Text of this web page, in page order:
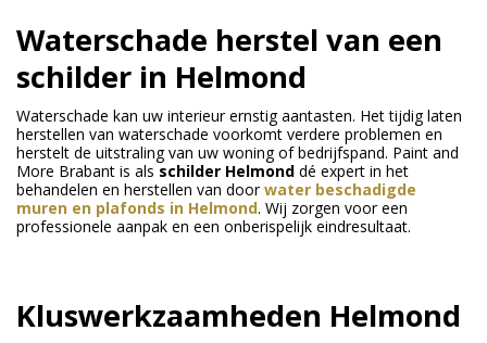
Waterschade herstel van een
schilder in Helmond
Waterschade kan uw interieur ernstig aantasten. Het tijdig laten
herstellen van waterschade voorkomt verdere problemen en
herstelt de uitstraling van uw woning of bedrijfspand. Paint and
More Brabant is als schilder Helmond dé expert in het
behandelen en herstellen van doorwater beschadigde
muren en plafonds in Helmond. Wij zorgen voor een
professionele aanpak en een onberispelijk eindresultaat.
Kluswerkzaamheden Helmond